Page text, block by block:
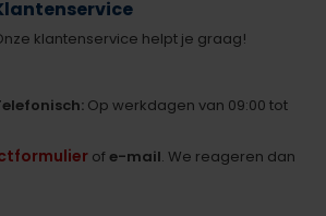
klantenservice helpt je graag!
Op werkdagen van 09:00 tot
ofe-mail. We reageren dan